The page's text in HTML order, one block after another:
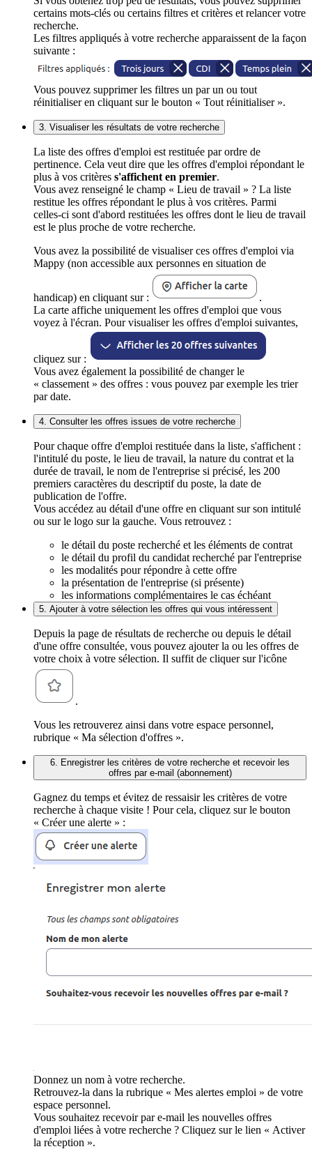
certains mots-clés ou certains filtres et critères et relancer votre
recherche.
Les filtres appliqués à votre recherche apparaissent de la façon
suivante :
Vous pouvez supprimer les filtres un par un ou tout
réinitialiser en cliquant sur le bouton « Tout réinitialiser ».
3. Visualiser les résultats de votre recherche
La liste des offres d'emploi est restituée par ordre de
pertinence. Cela veut dire que les offres d'emploi répondant le
plus à vos critères s'affichent en premier.
Vous avez renseigné le champ « Lieu de travail » ? La liste
restitue les offres répondant le plus à vos critères. Parmi
celles-ci sont d'abord restituées les offres dont le lieu de travail
est le plus proche de votre recherche.
Vous avez la possibilité de visualiser ces offres d'emploi via
Mappy (non accessible aux personnes en situation de
handicap) en cliquant sur :
.
La carte affiche uniquement les offres d'emploi que vous
voyez à l'écran. Pour visualiser les offres d'emploi suivantes,
cliquez sur :
Vous avez également la possibilité de changer le
« classement » des offres : vous pouvez par exemple les trier
par date.
4. Consulter les offres issues de votre recherche
Pour chaque offre d'emploi restituée dans la liste, s'affichent :
l'intitulé du poste, le lieu de travail, la nature du contrat et la
durée de travail, le nom de l'entreprise si précisé, les 200
premiers caractères du descriptif du poste, la date de
publication de l'offre.
Vous accédez au détail d'une offre en cliquant sur son intitulé
ou sur le logo sur la gauche. Vous retrouvez :
le détail du poste recherché et les éléments de contrat
le détail du profil du candidat recherché par l'entreprise
les modalités pour répondre à cette offre
la présentation de l'entreprise (si présente)
les informations complémentaires le cas échéant
5. Ajouter à votre sélection les offres qui vous intéressent
Depuis la page de résultats de recherche ou depuis le détail
d'une offre consultée, vous pouvez ajouter la ou les offres de
votre choix à votre sélection. Il suffit de cliquer sur l'icône
.
Vous les retrouverez ainsi dans votre espace personnel,
rubrique « Ma sélection d'offres ».
6. Enregistrer les critères de votre recherche et recevoir les
offres par e-mail (abonnement)
Gagnez du temps et évitez de ressaisir les critères de votre
recherche à chaque visite ! Pour cela, cliquez sur le bouton
« Créer une alerte » :
Donnez un nom à votre recherche.
Retrouvez-la dans la rubrique « Mes alertes emploi » de votre
espace personnel.
Vous souhaitez recevoir par e-mail les nouvelles offres
d'emploi liées à votre recherche ? Cliquez sur le lien « Activer
la réception ».